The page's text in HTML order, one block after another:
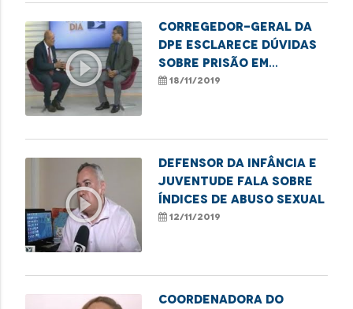
play_circle_outline
Corregedor-geral da
DPE esclarece dúvidas
sobre prisão em
segunda instância
18/11/2019
play_circle_outline
Defensor da Infância e
Juventude fala sobre
índices de abuso sexual
12/11/2019
Coordenadora do